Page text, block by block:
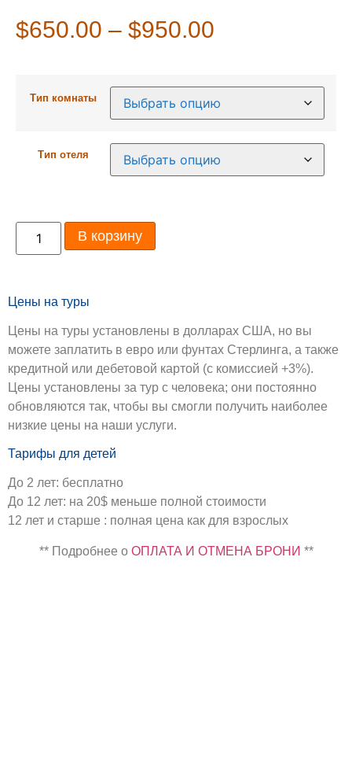
$650.00 – $950.00
Тип комнаты
Тип отеля
В корзину
Цены на туры
Цены на туры установлены в долларах США, но вы
можете заплатить в евро или фунтах Стерлинга, а также
кредитной или дебетовой картой (с комиссией +3%).
Цены установлены за тур с человека; они постоянно
обновляются так, чтобы вы смогли получить наиболее
низкие цены на наши услуги.
Тарифы для детей
До 2 лет: бесплатно
До 12 лет: на 20$ меньше полной стоимости
12 лет и старше : полная цена как для взрослых
** Подробнее о ОПЛАТА И ОТМЕНА БРОНИ **